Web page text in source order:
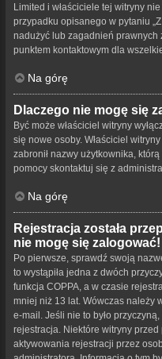
Limited i właściciele tej witryny
przypadku opisanego w pytaniu
nadużyć lub zagadnień prawnych
punktem kontaktowym dla
Na górę
Dlaczego nie mogę się
Być może właściciel witryny
się nowe osoby. Właściciel
zabronił nazwy użytkownika,
pomocy skontaktuj się z
Na górę
Rejestracja została
nie mogę się zalogować!
Po pierwsze, sprawdź swoją
to wystąpiła jedna z dwóch
funkcja COPPA, a w czasie
mniej niż 13 lat. Wówczas należy
e-mail. Jeśli nie to było
rejestracja. Niektóre witryny
aktywowania rejestracji przez